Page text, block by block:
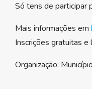
Só tens de participar
Mais informações em
Inscrições gratuitas e
Organização: